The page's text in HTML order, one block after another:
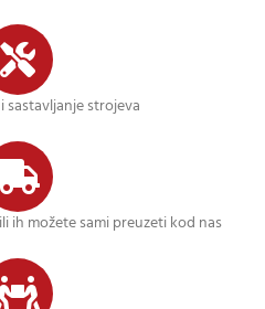
sastavljanje strojeva
ih možete sami preuzeti kod nas